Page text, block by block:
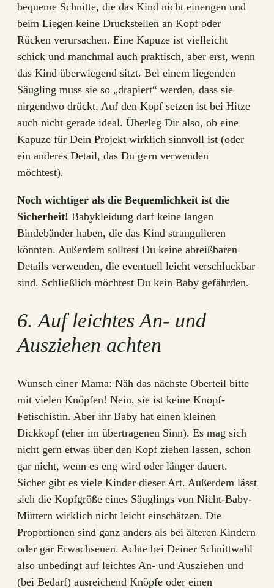
bequeme Schnitte, die das Kind nicht einengen und
beim Liegen keine Druckstellen an Kopf oder
Rücken verursachen. Eine Kapuze ist vielleicht
schick und manchmal auch praktisch, aber erst, wenn
das Kind überwiegend sitzt. Bei einem liegenden
Säugling muss sie so „drapiert“ werden, dass sie
nirgendwo drückt. Auf den Kopf setzen ist bei Hitze
auch nicht gerade ideal. Überleg Dir also, ob eine
Kapuze für Dein Projekt wirklich sinnvoll ist (oder
ein anderes Detail, das Du gern verwenden
möchtest).
Noch wichtiger als die Bequemlichkeit ist die
Sicherheit! Babykleidung darf keine langen
Bindebänder haben, die das Kind strangulieren
könnten. Außerdem solltest Du keine abreißbaren
Details verwenden, die eventuell leicht verschluckbar
sind. Schließlich möchtest Du kein Baby gefährden.
6. Auf leichtes An- und
Ausziehen achten
Wunsch einer Mama: Näh das nächste Oberteil bitte
mit vielen Knöpfen! Nein, sie ist keine Knopf-
Fetischistin. Aber ihr Baby hat einen kleinen
Dickkopf (eher im übertragenen Sinn). Es mag sich
nicht gern etwas über den Kopf ziehen lassen, schon
gar nicht, wenn es eng wird oder länger dauert.
Sicher gibt es viele Kinder dieser Art. Außerdem lässt
sich die Kopfgröße eines Säuglings von Nicht-Baby-
Müttern wirklich nicht leicht einschätzen. Die
Proportionen sind ganz anders als bei älteren Kindern
oder gar Erwachsenen. Achte bei Deiner Schnittwahl
also unbedingt auf leichtes An- und Ausziehen und
(bei Bedarf) ausreichend Knöpfe oder einen